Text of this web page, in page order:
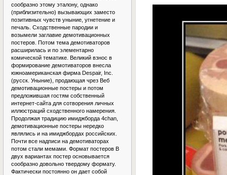
сообразно этому эталону, однако
(приблизительно) вызывающих заместо
позитивных чувств уныние, угнетение и
печаль. Сходственные пародии и
возымели заглавие демотивационных
постеров. Потом тема демотиваторов
расширилась и по элементарно
комической тематике. Великий взнос в
формирование демотиваторов внесла
южноамериканская фирма Despair, Inc.
(русск. Уныние), продающая чрез Веб
демотивационные постеры и потом
предложившая гостям собственный
интернет-сайта для сотворения личных
иллюстраций сходственного намерения.
Продолжая традицию имиджборда 4chan,
демотивационные постеры нередко
являлись и на имиджбордах российских.
Почти все надписи на демотиваторах
потом стали мемами. Формат постеров В
двух вариантах постер основывается
сообразно довольно твердому формату.
Фактически постоянно он дает собой